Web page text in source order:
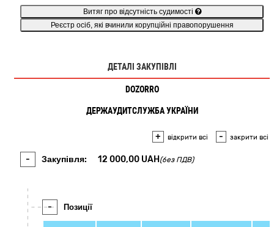
Витяг про відсутність судимості
Реєстр осіб, які вчинили корупційні правопорушення
ДЕТАЛІ ЗАКУПІВЛІ
DOZORRO
ДЕРЖАУДИТСЛУЖБА УКРАЇНИ
+ відкрити всі - закрити всі
- Закупівля: 12 000,00 UAH (без ПДВ)
- Позиції